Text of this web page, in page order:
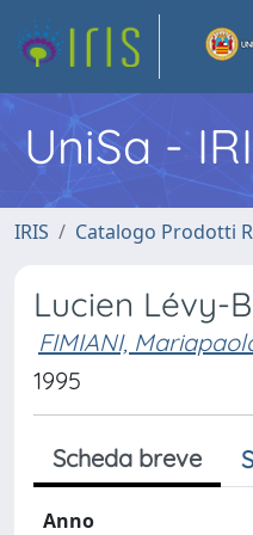
UniSa -
IRIS Catalogo Prodotti
Lucien Lévy-
FIMIANI,
1995
Scheda breve
Anno